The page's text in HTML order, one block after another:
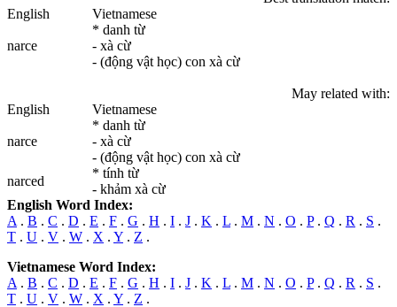
English
Vietnamese
narce
* danh từ
- xà cừ
- (động vật học) con xà cừ
May related with:
English
Vietnamese
narce
* danh từ
- xà cừ
- (động vật học) con xà cừ
narced
* tính từ
- khảm xà cừ
English Word Index:
A . B . C . D . E . F . G . H . I . J . K . L . M . N . O . P. Q . R . S .
T . U . V . W . X . Y . Z .
Vietnamese Word Index:
A . B . C . D . E . F . G . H . I . J . K . L . M . N . O . P. Q . R . S .
T . U . V . W . X . Y . Z .